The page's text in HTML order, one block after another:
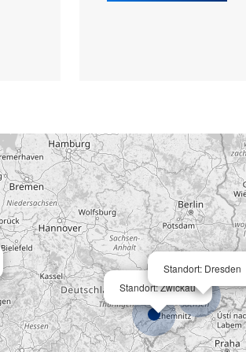
Standort: Zwickau
Standort: Dresden